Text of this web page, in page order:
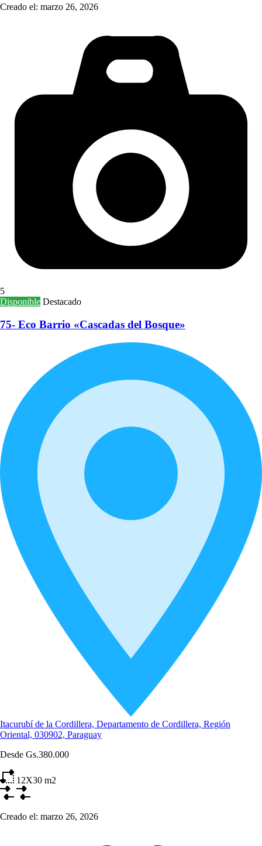
Creado el: marzo 26, 2026
5
Disponible Destacado
75- Eco Barrio «Cascadas del Bosque»
Itacurubí de la Cordillera, Departamento de Cordillera, Región
Oriental, 030902, Paraguay
Desde Gs.380.000
12X30 m2
Creado el: marzo 26, 2026